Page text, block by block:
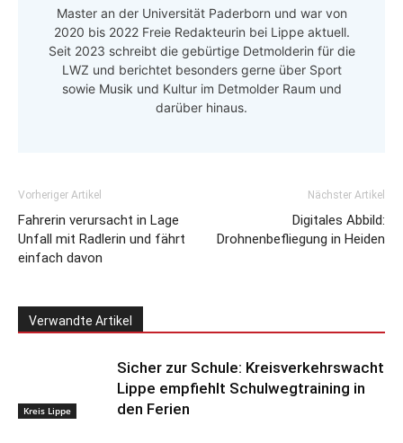
Master an der Universität Paderborn und war von
2020 bis 2022 Freie Redakteurin bei Lippe aktuell.
Seit 2023 schreibt die gebürtige Detmolderin für die
LWZ und berichtet besonders gerne über Sport
sowie Musik und Kultur im Detmolder Raum und
darüber hinaus.
Vorheriger Artikel
Fahrerin verursacht in Lage
Unfall mit Radlerin und fährt
einfach davon
Nächster Artikel
Digitales Abbild:
Drohnenbefliegung in Heiden
Verwandte Artikel
Kreis Lippe
Sicher zur Schule: Kreisverkehrswacht
Lippe empfiehlt Schulwegtraining in
den Ferien